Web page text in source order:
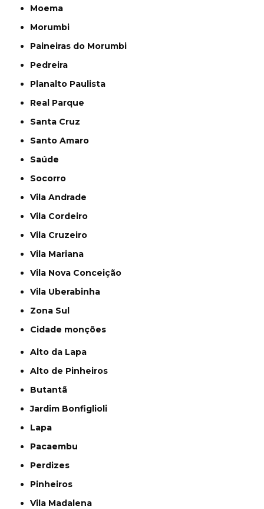
Moema
Morumbi
Paineiras do Morumbi
Pedreira
Planalto Paulista
Real Parque
Santa Cruz
Santo Amaro
Saúde
Socorro
Vila Andrade
Vila Cordeiro
Vila Cruzeiro
Vila Mariana
Vila Nova Conceição
Vila Uberabinha
Zona Sul
cidade monções
Alto da Lapa
Alto de Pinheiros
Butantã
Jardim Bonfiglioli
Lapa
Pacaembu
Perdizes
Pinheiros
Vila Madalena